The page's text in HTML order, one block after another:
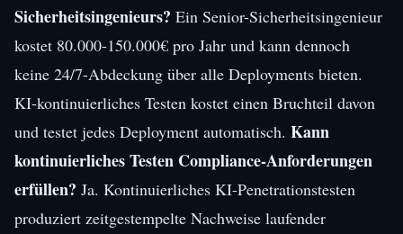
Sicherheitsingenieurs? Ein Senior-Sicherheitsingenieur
kostet 80.000-150.000€ pro Jahr und kann dennoch
keine 24/7-Abdeckung über alle Deployments bieten.
KI-kontinuierliches Testen kostet einen Bruchteil davon
und testet jedes Deployment automatisch. Kann
kontinuierliches Testen Compliance-Anforderungen
erfüllen? Ja. Kontinuierliches KI-Penetrationstesten
produziert zeitgestempelte Nachweise laufender